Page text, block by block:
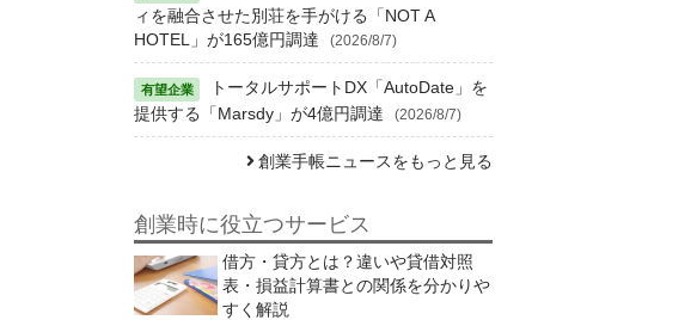
ィを融合させた別荘を手がける「NOT A
HOTEL」が165億円調達
(2026/8/7)
トータルサポートDX「AutoDate」を
提供する「Marsdy」が4億円調達
(2026/8/7)
創業手帳ニュースをもっと見る
創業時に役立つサービス
借方・貸方とは？違いや貸借対照
表・損益計算書との関係を分かりや
すく解説